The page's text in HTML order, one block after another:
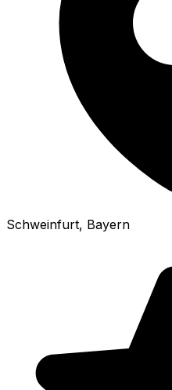
Schweinfurt, Bayern